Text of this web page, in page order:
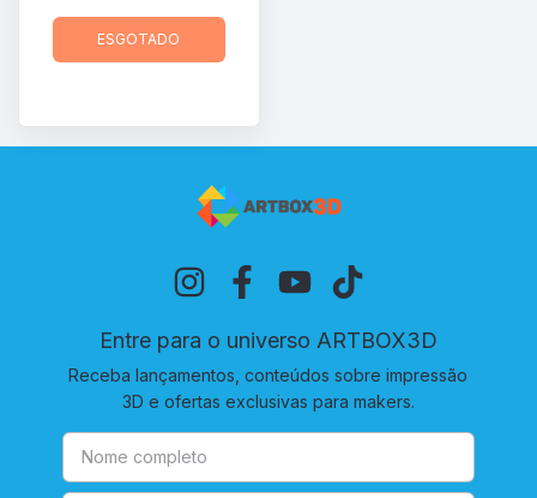
ESGOTADO
Entre para o universo ARTBOX3D
Receba lançamentos, conteúdos sobre impressão
3D e ofertas exclusivas para makers.